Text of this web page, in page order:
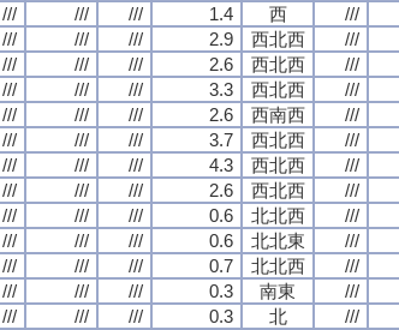
/// /// /// 1.4 西 ///
/// /// /// 2.9 西北西 ///
/// /// /// 2.6 西北西 ///
/// /// /// 3.3 西北西 ///
/// /// /// 2.6 西南西 ///
/// /// /// 3.7 西北西 ///
/// /// /// 4.3 西北西 ///
/// /// /// 2.6 西北西 ///
/// /// /// 0.6 北北西 ///
/// /// /// 0.6 北北東 ///
/// /// /// 0.7 北北西 ///
/// /// /// 0.3 南東 ///
/// /// /// 0.3 北 ///